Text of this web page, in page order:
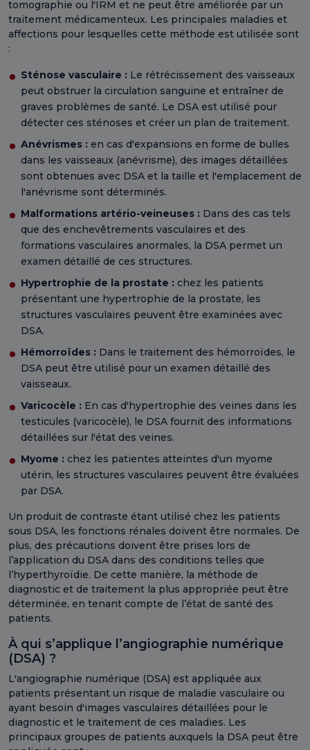
tomographie ou l'IRM et ne peut être améliorée par un
traitement médicamenteux. Les principales maladies et
affections pour lesquelles cette méthode est utilisée sont
:
Sténose vasculaire : Le rétrécissement des vaisseaux
peut obstruer la circulation sanguine et entraîner de
graves problèmes de santé. Le DSA est utilisé pour
détecter ces sténoses et créer un plan de traitement.
Anévrismes : en cas d'expansions en forme de bulles
dans les vaisseaux (anévrisme), des images détaillées
sont obtenues avec DSA et la taille et l'emplacement de
l'anévrisme sont déterminés.
Malformations artério-veineuses : Dans des cas tels
que des enchevêtrements vasculaires et des
formations vasculaires anormales, la DSA permet un
examen détaillé de ces structures.
Hypertrophie de la prostate : chez les patients
présentant une hypertrophie de la prostate, les
structures vasculaires peuvent être examinées avec
DSA.
Hémorroïdes : Dans le traitement des hémorroïdes, le
DSA peut être utilisé pour un examen détaillé des
vaisseaux.
Varicocèle : En cas d'hypertrophie des veines dans les
testicules (varicocèle), le DSA fournit des informations
détaillées sur l'état des veines.
Myome : chez les patientes atteintes d'un myome
utérin, les structures vasculaires peuvent être évaluées
par DSA.
Un produit de contraste étant utilisé chez les patients
sous DSA, les fonctions rénales doivent être normales. De
plus, des précautions doivent être prises lors de
l’application du DSA dans des conditions telles que
l’hyperthyroïdie. De cette manière, la méthode de
diagnostic et de traitement la plus appropriée peut être
déterminée, en tenant compte de l’état de santé des
patients.
À qui s’applique l’angiographie numérique
(DSA) ?
L'angiographie numérique (DSA) est appliquée aux
patients présentant un risque de maladie vasculaire ou
ayant besoin d'images vasculaires détaillées pour le
diagnostic et le traitement de ces maladies. Les
principaux groupes de patients auxquels la DSA peut être